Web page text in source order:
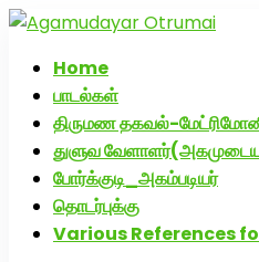
Home
பாடல்கள்
திருமண தகவல்-
துளுவ
போர்க்குடி_அகம்படியர்
தொடர்புக்கு
Various References
அகமுடையார் திருமண